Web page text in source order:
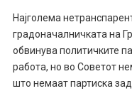
Најголема
градоначалничката на
обвинува политичките
работа, но во Советот
што немаат партиска